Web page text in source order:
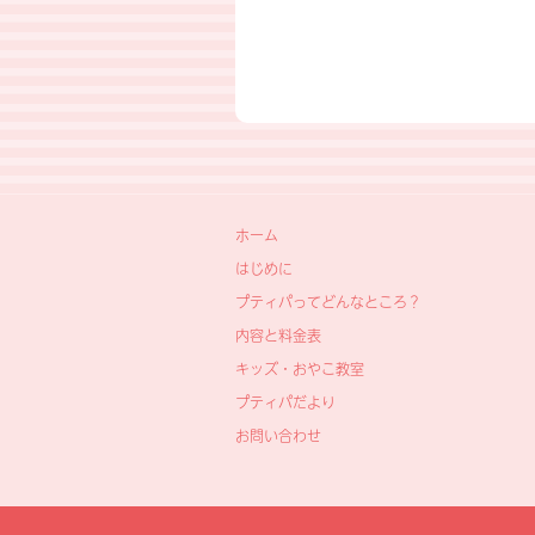
ホーム
はじめに
プティパってどんなところ？
内容と料金表
キッズ・おやこ教室
プティパだより
お問い合わせ